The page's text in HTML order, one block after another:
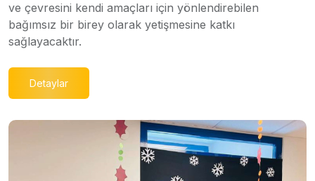
ve çevresini kendi amaçları için yönlendirebilen
bağımsız bir birey olarak yetişmesine katkı
sağlayacaktır.
Detaylar